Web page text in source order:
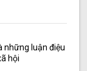
những luận điệu
hội